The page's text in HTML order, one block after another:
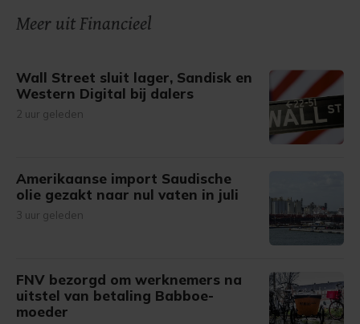
Meer uit Financieel
Wall Street sluit lager, Sandisk en
Western Digital bij dalers
2 uur geleden
Amerikaanse import Saudische
olie gezakt naar nul vaten in juli
3 uur geleden
FNV bezorgd om werknemers na
uitstel van betaling Babboe-
moeder